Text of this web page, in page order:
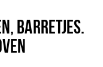
BARRETJES.